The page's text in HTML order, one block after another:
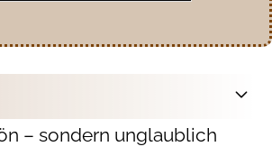
– sondern unglaublich